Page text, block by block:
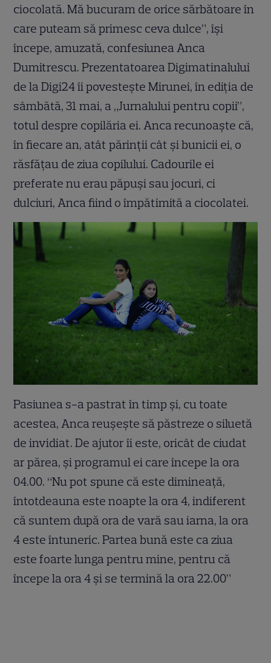
ciocolată. Mă bucuram de orice sărbătoare în
care puteam să primesc ceva dulce”, îşi
începe, amuzată, confesiunea Anca
Dumitrescu. Prezentatoarea Digimatinalului
de la Digi24 îi povesteşte Mirunei, în ediţia de
sâmbătă, 31 mai, a „Jurnalului pentru copii”,
totul despre copilăria ei. Anca recunoaşte că,
în fiecare an, atât părinţii cât şi bunicii ei, o
răsfăţau de ziua copilului. Cadourile ei
preferate nu erau păpuşi sau jocuri, ci
dulciuri, Anca fiind o împătimită a ciocolatei.
Pasiunea s-a pastrat în timp şi, cu toate
acestea, Anca reuşeşte să păstreze o siluetă
de invidiat. De ajutor îi este, oricât de ciudat
ar părea, şi programul ei care începe la ora
04.00. “Nu pot spune că este dimineaţă,
întotdeauna este noapte la ora 4, indiferent
că suntem după ora de vară sau iarna, la ora
4 este întuneric. Partea bună este ca ziua
este foarte lunga pentru mine, pentru că
începe la ora 4 şi se termină la ora 22.00”